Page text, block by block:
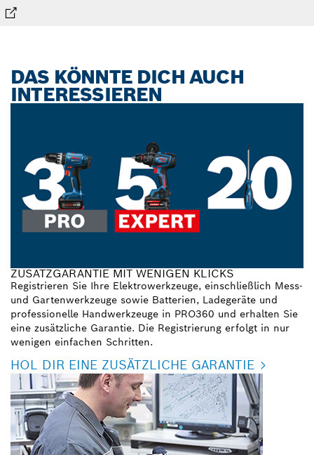
DAS KÖNNTE DICH AUCH
INTERESSIEREN
ZUSATZGARANTIE MIT WENIGEN KLICKS
Registrieren Sie Ihre Elektrowerkzeuge, einschließlich Mess-
und Gartenwerkzeuge sowie Batterien, Ladegeräte und
professionelle Handwerkzeuge in PRO360 und erhalten Sie
eine zusätzliche Garantie. Die Registrierung erfolgt in nur
wenigen einfachen Schritten.
HOL DIR EINE ZUSÄTZLICHE GARANTIE